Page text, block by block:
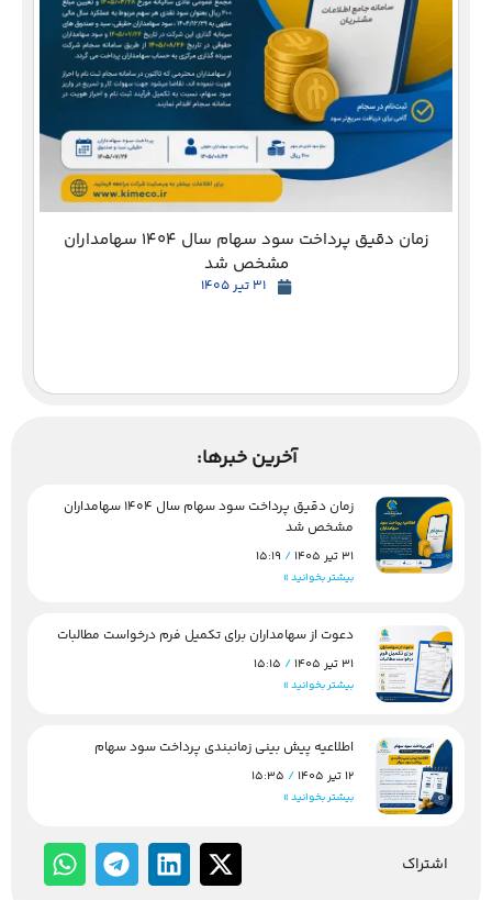
زمان دقیق پرداخت سود سهام سال 1404 سهامداران
مشخص شد
31 تیر 1405
اشتراک
آخرین خبرها:
زمان دقیق پرداخت سود سهام سال 1404 سهامداران
مشخص شد
31 تیر 1405
بیشتر بخوانید »
دعوت از سهامداران برای تکمیل فرم درخواست مطالبات
31 تیر 1405
بیشتر بخوانید »
اطلاعیه پیش بینی زمانبندی پرداخت سود سهام
12 تیر 1405
بیشتر بخوانید »